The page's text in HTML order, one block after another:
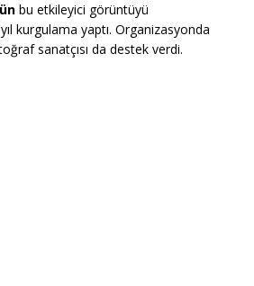
bu etkileyici görüntüyü
kurgulama yaptı. Organizasyonda
sanatçısı da destek verdi.